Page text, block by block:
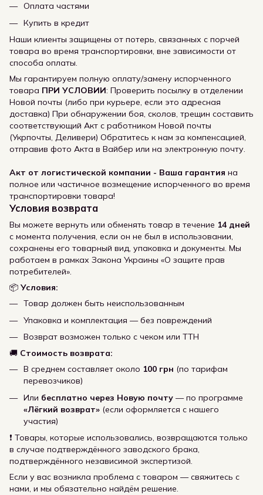
Оплата частями
Купить в кредит
Наши клиенты защищены от потерь, связанных с порчей
товара во время транспортировки, вне зависимости от
способа оплаты.
Мы гарантируем полную оплату/замену испорченного
товара ПРИ УСЛОВИИ: Проверить посылку в отделении
Новой почты (либо при курьере, если это адресная
доставка) При обнаружении боя, сколов, трещин составить
соответствующий Акт с работником Новой почты
(Укрпочты, Деливери) Обратитесь к нам за компенсацией,
отправив фото Акта в Вайбер или на электронную почту.
Акт от логистической компании - Ваша гарантия на
полное или частичное возмещение испорченного во время
транспортировки товара!
Условия возврата
Вы можете вернуть или обменять товар в течение 14 дней
с момента получения, если он не был в использовании,
сохранены его товарный вид, упаковка и документы. Мы
работаем в рамках Закона Украины «О защите прав
потребителей».
📦 Условия:
Товар должен быть неиспользованным
Упаковка и комплектация — без повреждений
Возврат возможен только с чеком или ТТН
🚚 Стоимость возврата:
В среднем составляет около 100 грн (по тарифам
перевозчиков)
Или бесплатно через Новую почту — по программе
«Лёгкий возврат» (если оформляется с нашего
участия)
❗ Товары, которые использовались, возвращаются только
в случае подтверждённого заводского брака,
подтверждённого независимой экспертизой.
Если у вас возникла проблема с товаром — свяжитесь с
нами, и мы обязательно найдём решение.